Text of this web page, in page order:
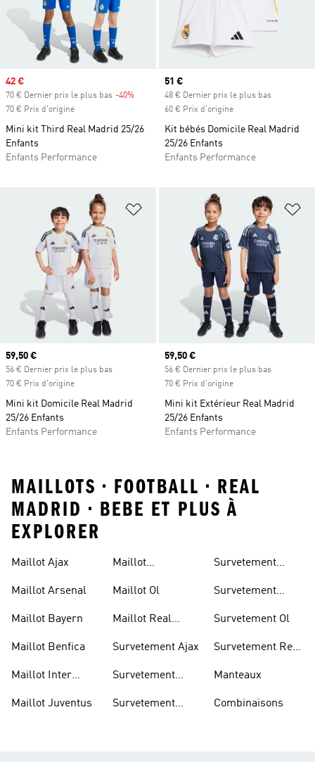
Prix soldé
42 €
70 € Dernier prix le plus bas -40%
70 € Prix d'origine
Mini kit Third Real Madrid 25/26
Enfants
Enfants Performance
Prix actuel
51 €
48 € Dernier prix le plus bas
60 € Prix d'origine
Kit bébés Domicile Real Madrid
25/26 Enfants
Enfants Performance
Ajouter à la Liste de produits
Prix actuel
59,50 €
56 € Dernier prix le plus bas
70 € Prix d'origine
Mini kit Domicile Real Madrid
25/26 Enfants
Enfants Performance
Prix actuel
59,50 €
56 € Dernier prix le plus bas
70 € Prix d'origine
Mini kit Extérieur Real Madrid
25/26 Enfants
Enfants Performance
MAILLOTS • FOOTBALL • REAL
MADRID • BEBE ET PLUS À
EXPLORER
Maillot Ajax
Maillot Arsenal
Maillot Bayern
Maillot Benfica
Maillot Inter
Maillot Juventus
Maillot
United
Maillot Ol
Maillot Real
Survetement Ajax
Survetement
Survetement
Survetement
Survetement
United
Survetement Ol
Survetement Real
Manteaux
Combinaisons